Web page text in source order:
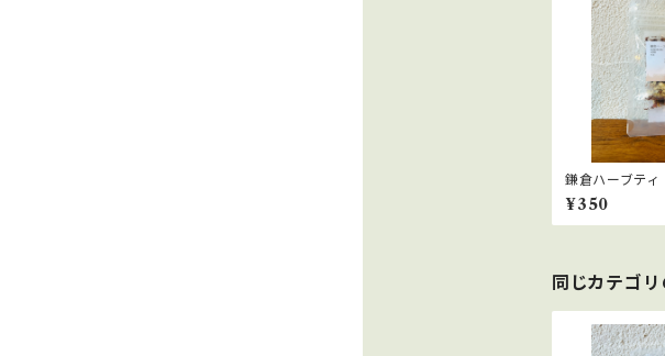
鎌倉ハーブテ
バッグ】
¥350
同じカテゴ